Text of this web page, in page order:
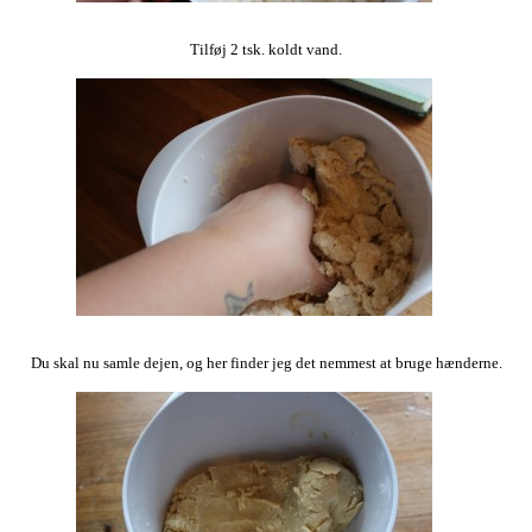
Tilføj 2 tsk. koldt vand.
Du skal nu samle dejen, og her finder jeg det nemmest at bruge hænderne.